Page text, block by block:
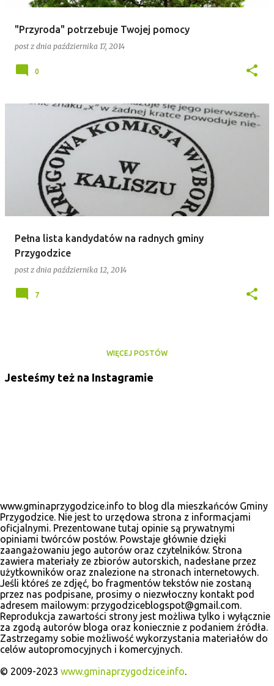
"Przyroda" potrzebuje Twojej pomocy
post z dnia października 17, 2014
0
Pełna lista kandydatów na radnych gminy
Przygodzice
post z dnia października 12, 2014
7
WIĘCEJ POSTÓW
Jesteśmy też na Instagramie
www.gminaprzygodzice.info to blog dla mieszkańców Gminy
Przygodzice. Nie jest to urzędowa strona z informacjami
oficjalnymi. Prezentowane tutaj opinie są prywatnymi
opiniami twórców postów. Powstaje głównie dzięki
zaangażowaniu jego autorów oraz czytelników. Strona
zawiera materiały ze zbiorów autorskich, nadesłane przez
użytkowników oraz znalezione na stronach internetowych.
Jeśli któreś ze zdjęć, bo fragmentów tekstów nie zostaną
przez nas podpisane, prosimy o niezwłoczny kontakt pod
adresem mailowym: przygodziceblogspot@gmail.com.
Reprodukcja zawartości strony jest możliwa tylko i wyłącznie
za zgodą autorów bloga oraz koniecznie z podaniem źródła.
Zastrzegamy sobie możliwość wykorzystania materiałów do
celów autopromocyjnych i komercyjnych.
© 2009-2023 www.gminaprzygodzice.info.